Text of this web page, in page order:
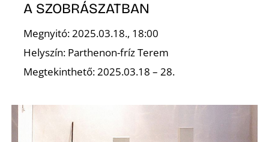
A SZOBRÁSZATBAN
Megnyitó: 2025.03.18., 18:00
Helyszín: Parthenon-fríz Terem
Megtekinthető: 2025.03.18 – 28.